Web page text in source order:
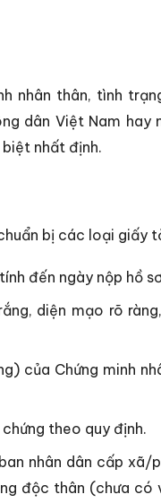
nhân thân, tình
dân Việt Nam hay
nhất định.
bị các loại giấy
đến ngày nộp hồ
diện mạo rõ
của Chứng minh
theo quy định.
nhân dân cấp xã/
độc thân (chưa có